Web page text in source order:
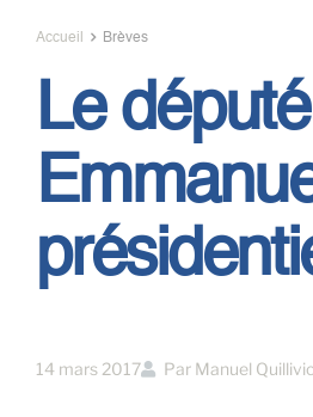
Accueil Brèves
Le
14 mars 2017 Par Manuel Quillivic